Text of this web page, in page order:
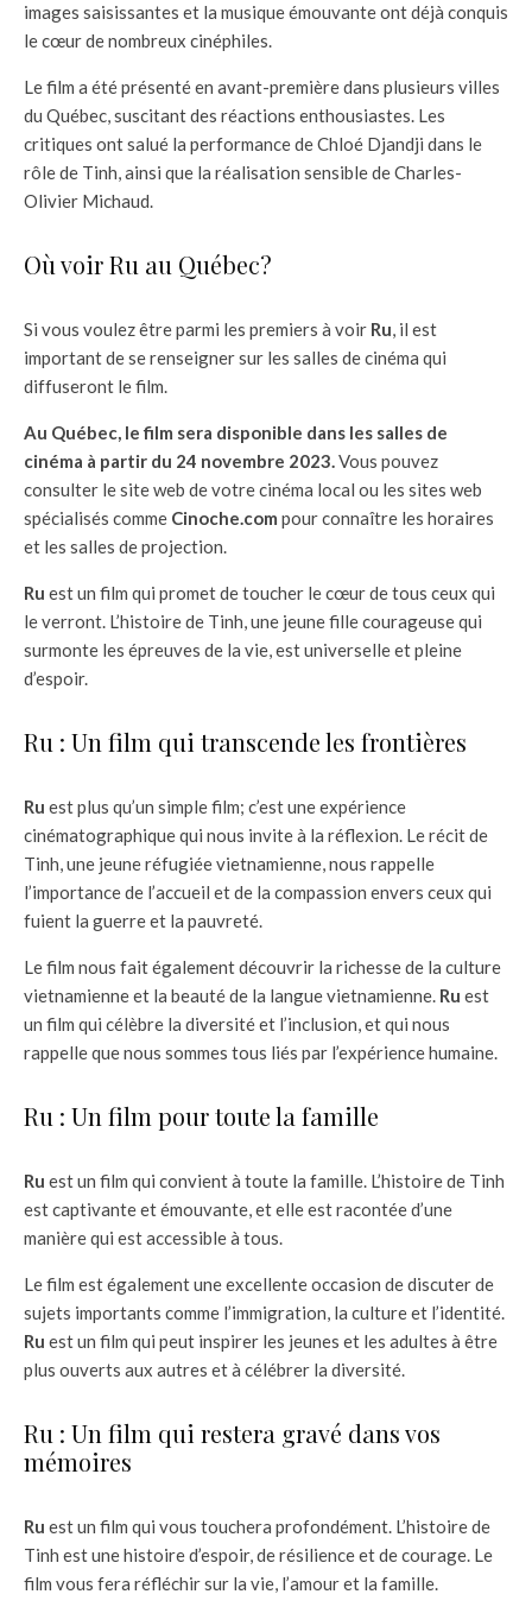
images saisissantes et la musique émouvante ont déjà conquis
le cœur de nombreux cinéphiles.
Le film a été présenté en avant-première dans plusieurs villes
du Québec, suscitant des réactions enthousiastes. Les
critiques ont salué la performance de Chloé Djandji dans le
rôle de Tinh, ainsi que la réalisation sensible de Charles-
Olivier Michaud.
Où voir Ru au Québec?
Si vous voulez être parmi les premiers à voir Ru, il est
important de se renseigner sur les salles de cinéma qui
diffuseront le film.
Au Québec, le film sera disponible dans les salles de
cinéma à partir du 24 novembre 2023.Vous pouvez
consulter le site web de votre cinéma local ou les sites web
spécialisés comme Cinoche.com pour connaître les horaires
et les salles de projection.
Ru est un film qui promet de toucher le cœur de tous ceux qui
le verront. L’histoire de Tinh, une jeune fille courageuse qui
surmonte les épreuves de la vie, est universelle et pleine
d’espoir.
Ru : Un film qui transcende les frontières
Ru est plus qu’un simple film; c’est une expérience
cinématographique qui nous invite à la réflexion. Le récit de
Tinh, une jeune réfugiée vietnamienne, nous rappelle
l’importance de l’accueil et de la compassion envers ceux qui
fuient la guerre et la pauvreté.
Le film nous fait également découvrir la richesse de la culture
vietnamienne et la beauté de la langue vietnamienne. Ru est
un film qui célèbre la diversité et l’inclusion, et qui nous
rappelle que nous sommes tous liés par l’expérience humaine.
Ru : Un film pour toute la famille
Ru est un film qui convient à toute la famille. L’histoire de Tinh
est captivante et émouvante, et elle est racontée d’une
manière qui est accessible à tous.
Le film est également une excellente occasion de discuter de
sujets importants comme l’immigration, la culture et l’identité.
Ru est un film qui peut inspirer les jeunes et les adultes à être
plus ouverts aux autres et à célébrer la diversité.
Ru : Un film qui restera gravé dans vos
mémoires
Ru est un film qui vous touchera profondément. L’histoire de
Tinh est une histoire d’espoir, de résilience et de courage. Le
film vous fera réfléchir sur la vie, l’amour et la famille.